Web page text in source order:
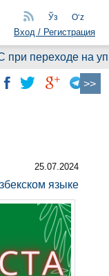
Ўз Oʻz
Вход / Регистрация
переходе на
25.07.2024
языке